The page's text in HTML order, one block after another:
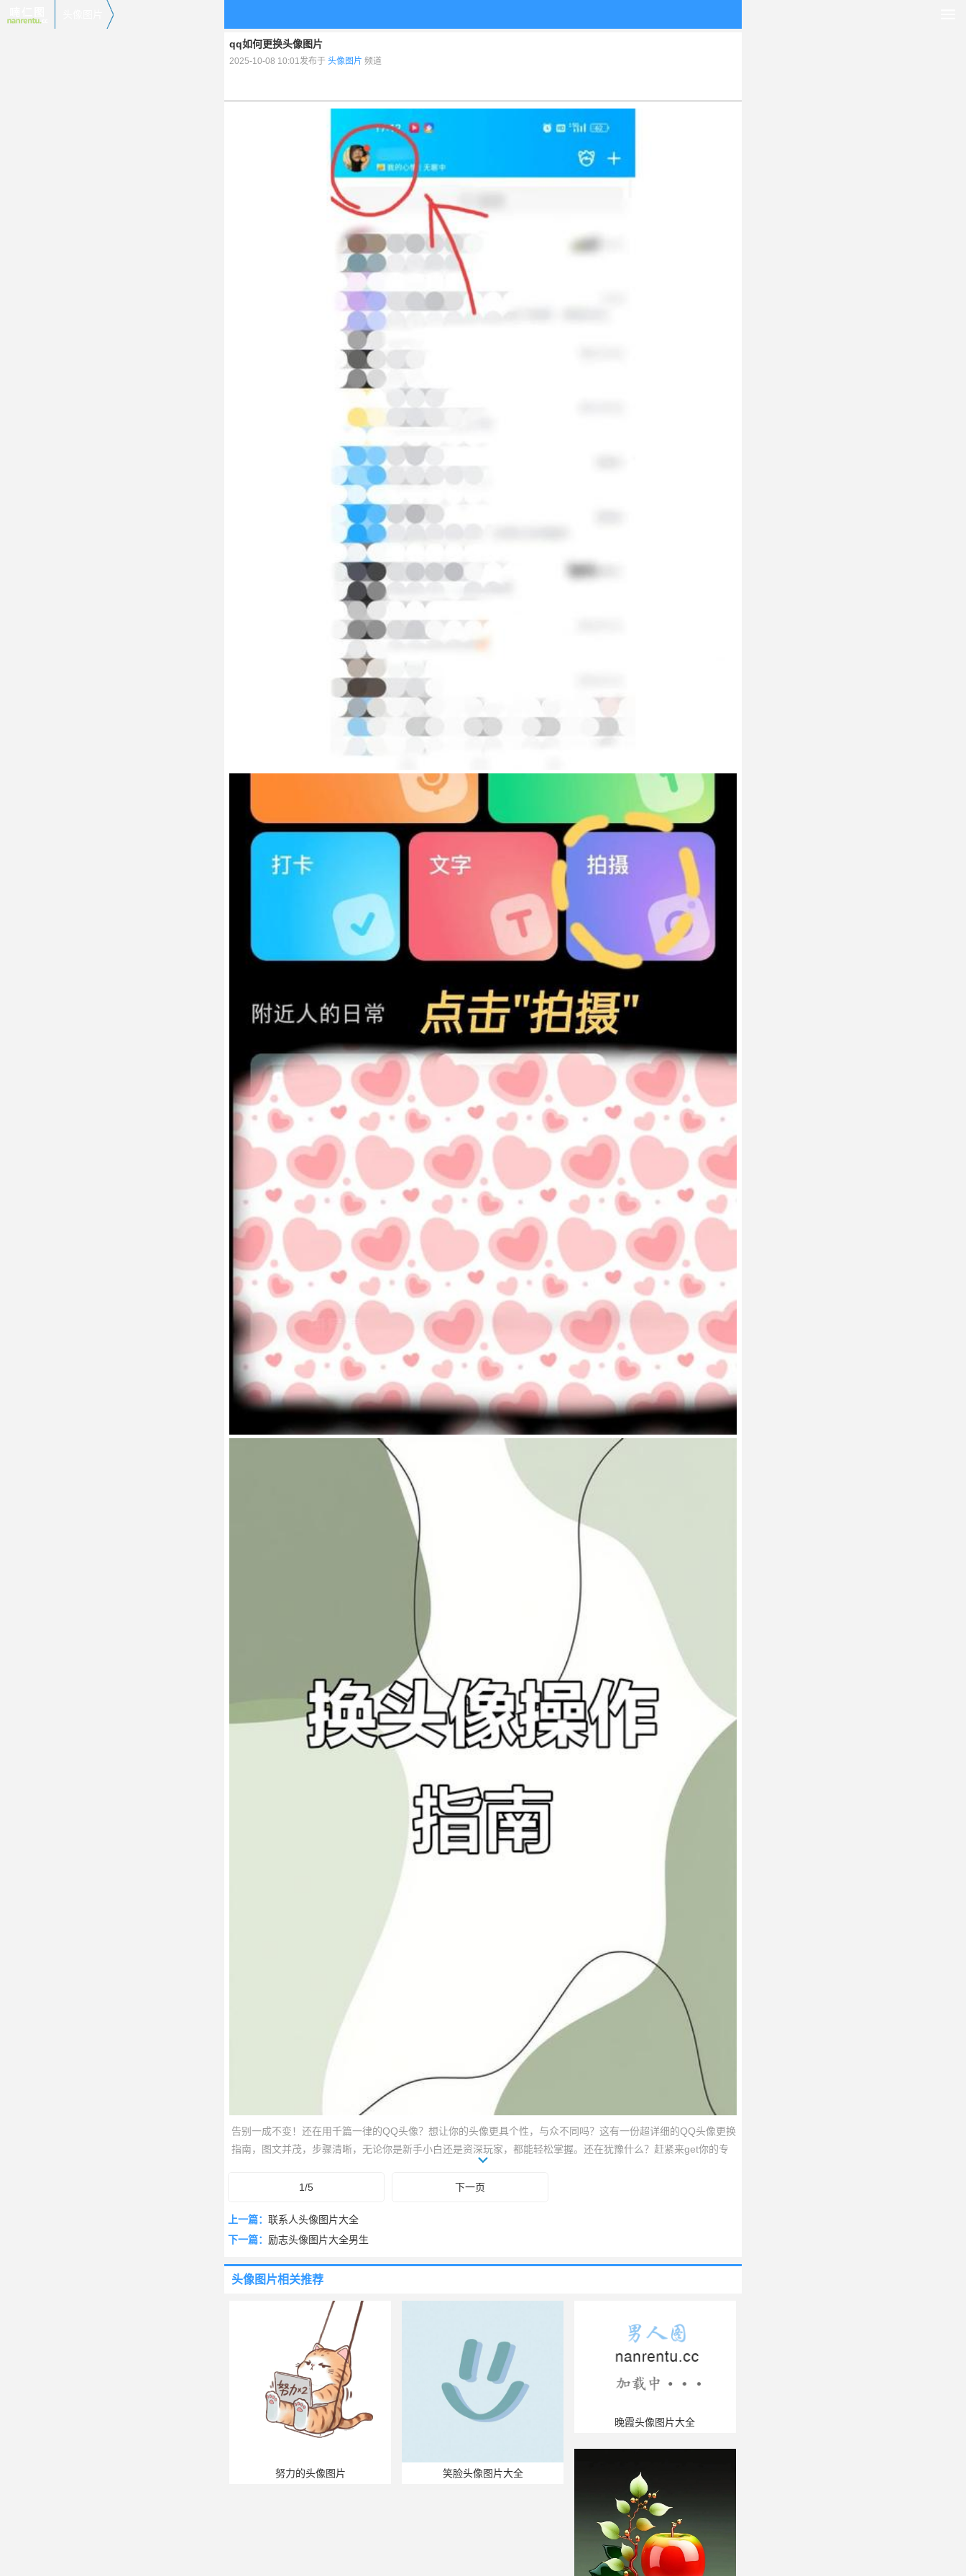
qq如何更换头像图片
2025-10-08 10:01发布于头像图片 频道
告别一成不变！还在用千篇一律的QQ头像？想让你的头像更具个性，与众不同吗？这有一份超详细的QQ头像更换
指南，图文并茂，步骤清晰，无论你是新手小白还是资深玩家，都能轻松掌握。还在犹豫什么？赶紧来get你的专
属头像，让你的QQ空间焕然一新，成为朋友圈最靓的仔！点开图片，立刻解锁头像更换秘籍！
1/5
下一页
上一篇： 联系人头像图片大全
下一篇： 励志头像图片大全男生
头像图片相关推荐
努力的头像图片 笑脸头像图片大全
晚霞头像图片大全